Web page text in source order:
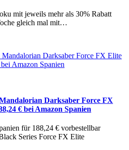
mit jeweils mehr als 30% Rabatt
gleich mal mit…
Darksaber Force FX
€ bei Amazon Spanien
für 188,24 € vorbestellbar
Series Force FX Elite